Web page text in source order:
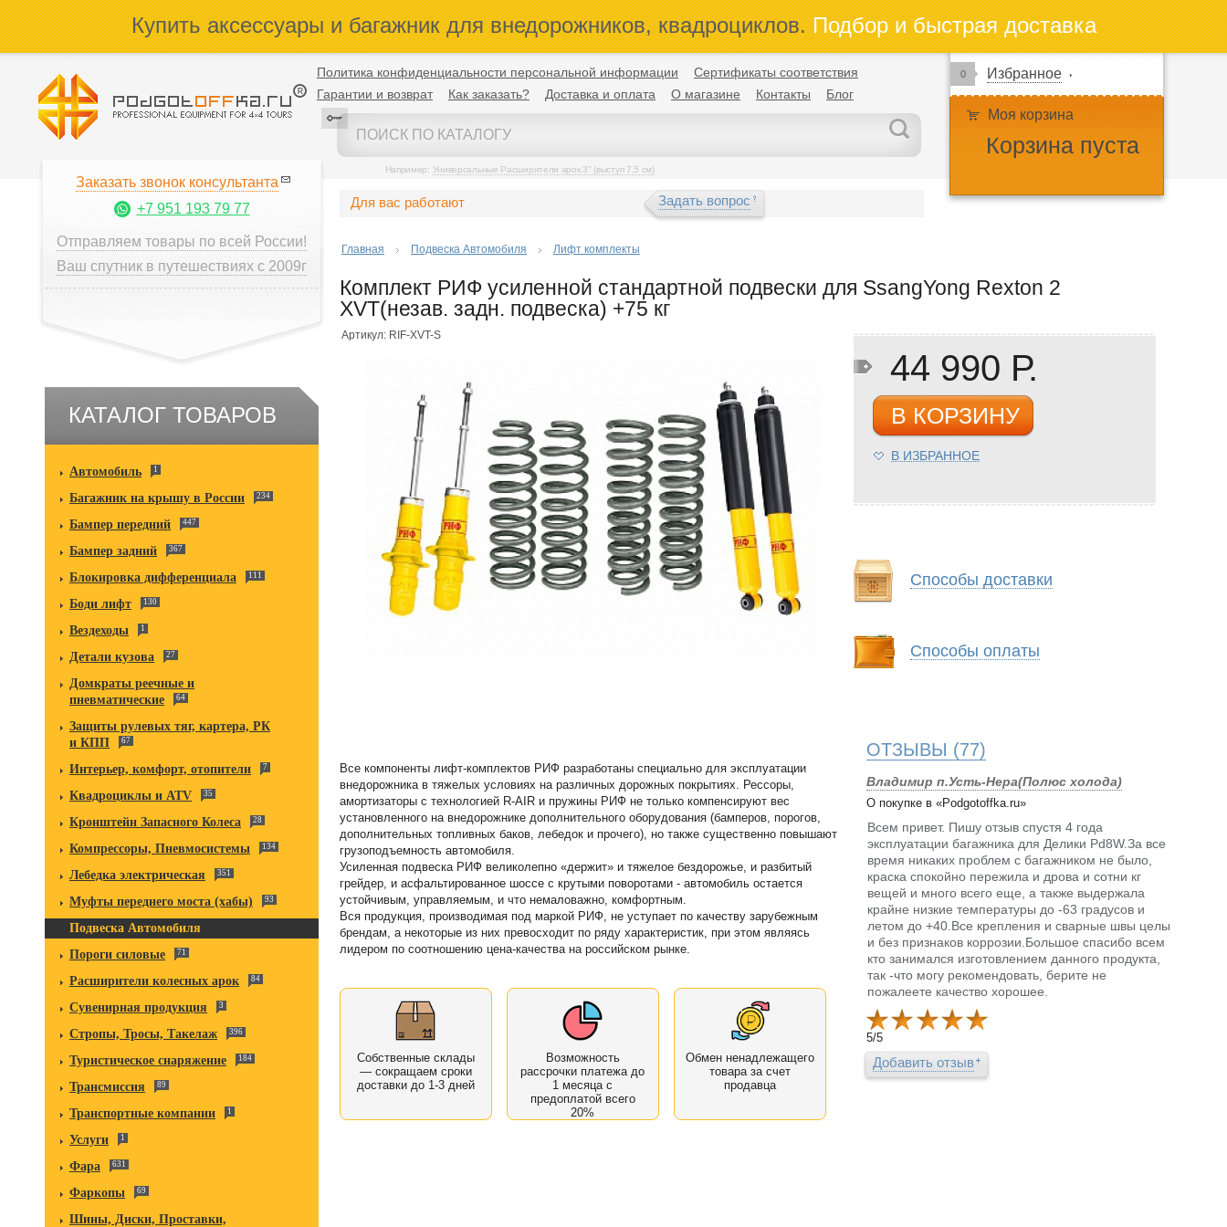
Купить аксессуары и багажник для внедорожников, квадроциклов.Подбор и быстрая доставка
Политика конфиденциальности персональной информации
Сертификаты соответствия
Гарантии и возврат
Как заказать? Доставка и оплата О магазине Контакты Блог
Например: Универсальные Расширители арок 3" (выступ 7,5 см)
0 Избранное
Моя корзина
Корзина пуста
Заказать звонок консультанта
+7 951 193 79 77
Отправляем товары по всей России!
Ваш спутник в путешествиях с 2009г
КАТАЛОГ ТОВАРОВ
Автомобиль 1
Багажник на крышу в России 234
Бампер передний 447
Бампер задний 367
Блокировка дифференциала 111
Боди лифт 130
Вездеходы 1
Детали кузова 27
Домкраты реечные и
пневматические
64
Защиты рулевых тяг, картера, РК
и КПП
67
Интерьер, комфорт, отопители 7
Квадроциклы и ATV 35
Кронштейн Запасного Колеса 28
Компрессоры, Пневмосистемы 134
Лебедка электрическая 351
Муфты переднего моста (хабы) 93
Подвеска Автомобиля
Пороги силовые
71
Расширители колесных арок 84
Сувенирная продукция 3
Стропы, Тросы, Такелаж 396
Туристическое снаряжение 184
Трансмиссия 89
Транспортные компании 1
Услуги 1
Фара 631
Фаркопы 69
Шины, Диски, Проставки,
Для вас работают Задать вопрос
Главная Подвеска Автомобиля Лифт комплекты
Комплект РИФ усиленной стандартной подвески для SsangYong Rexton 2
XVT(незав. задн. подвеска) +75 кг
Артикул: RIF-XVT-S
Все компоненты лифт-комплектов РИФ разработаны специально для эксплуатации
внедорожника в тяжелых условиях на различных дорожных покрытиях. Рессоры,
амортизаторы с технологией R-AIR и пружины РИФ не только компенсируют вес
установленного на внедорожнике дополнительного оборудования (бамперов, порогов,
дополнительных топливных баков, лебедок и прочего), но также существенно повышают
грузоподъемность автомобиля.
Усиленная подвеска РИФ великолепно «держит» и тяжелое бездорожье, и разбитый
грейдер, и асфальтированное шоссе с крутыми поворотами - автомобиль остается
устойчивым, управляемым, и что немаловажно, комфортным.
Вся продукция, производимая под маркой РИФ, не уступает по качеству зарубежным
брендам, а некоторые из них превосходит по ряду характеристик, при этом являясь
лидером по соотношению цена-качества на российском рынке.
Собственные склады
— сокращаем сроки
доставки до 1-3 дней
Возможность
рассрочки платежа до
1 месяца с
предоплатой всего
20%
Обмен ненадлежащего
товара за счет
продавца
44 990 Р.
В КОРЗИНУ
В ИЗБРАННОЕ
Способы доставки
Способы оплаты
ОТЗЫВЫ (77)
Владимир п.Усть-Нера(Полюс холода)
О покупке в «Podgotoffka.ru»
Всем привет. Пишу отзыв спустя 4 года
эксплуатации багажника для Делики Pd8W.За все
время никаких проблем с багажником не было,
краска спокойно пережила и дрова и сотни кг
вещей и много всего еще, а также выдержала
крайне низкие температуры до -63 градусов и
летом до +40.Все крепления и сварные швы целы
и без признаков коррозии.Большое спасибо всем
кто занимался изготовлением данного продукта,
так -что могу рекомендовать, берите не
пожалеете качество хорошее.
5/5
Добавить отзыв